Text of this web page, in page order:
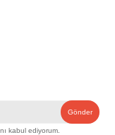
Gönder
kabul ediyorum.